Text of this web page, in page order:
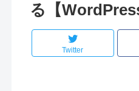
る【
Twitter